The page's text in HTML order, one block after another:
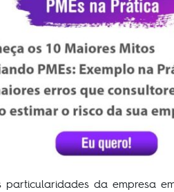
da empresa